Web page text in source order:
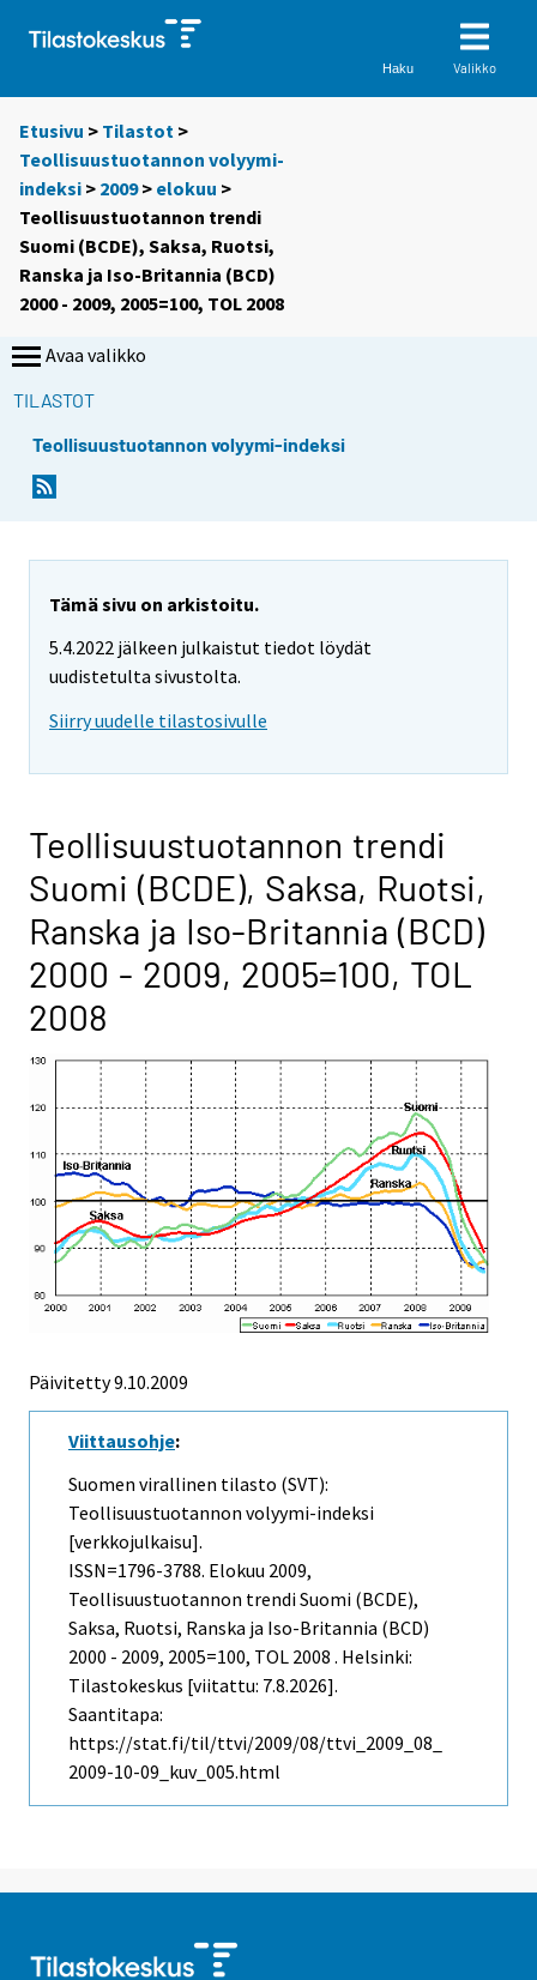
Haku Valikko
Etusivu > Tilastot >
Teollisuustuotannon volyymi-
indeksi > 2009> elokuu >
Teollisuustuotannon trendi
Suomi (BCDE), Saksa, Ruotsi,
Ranska ja Iso-Britannia (BCD)
2000 - 2009, 2005=100, TOL 2008
Avaa valikko
TILASTOT
Teollisuustuotannon volyymi-indeksi
Tämä sivu on arkistoitu.
5.4.2022 jälkeen julkaistut tiedot löydät
uudistetulta sivustolta.
Siirry uudelle tilastosivulle
Teollisuustuotannon trendi
Suomi (BCDE), Saksa, Ruotsi,
Ranska ja Iso-Britannia (BCD)
2000 - 2009, 2005=100, TOL
2008
Päivitetty9.10.2009
Viittausohje:
Suomen virallinen tilasto (SVT):
Teollisuustuotannon volyymi-indeksi
[verkkojulkaisu].
ISSN=1796-3788. Elokuu 2009,
Teollisuustuotannon trendi Suomi (BCDE),
Saksa, Ruotsi, Ranska ja Iso-Britannia (BCD)
2000 - 2009, 2005=100, TOL 2008 . Helsinki:
Tilastokeskus [viitattu: 7.8.2026].
Saantitapa:
https://stat.fi/til/ttvi/2009/08/ttvi_2009_08_
2009-10-09_kuv_005.html